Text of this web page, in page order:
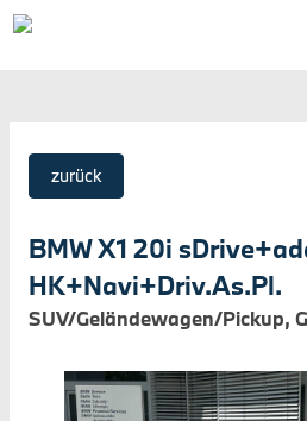
zurück
BMW X1 20i
HK+Navi+Driv.As.Pl.
SUV/Geländewagen/Pickup,